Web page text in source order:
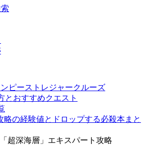
ピーストレジャークルーズ
とおすすめクエスト
略の経験値とドロップする必殺本まと
超深海層」エキスパート攻略